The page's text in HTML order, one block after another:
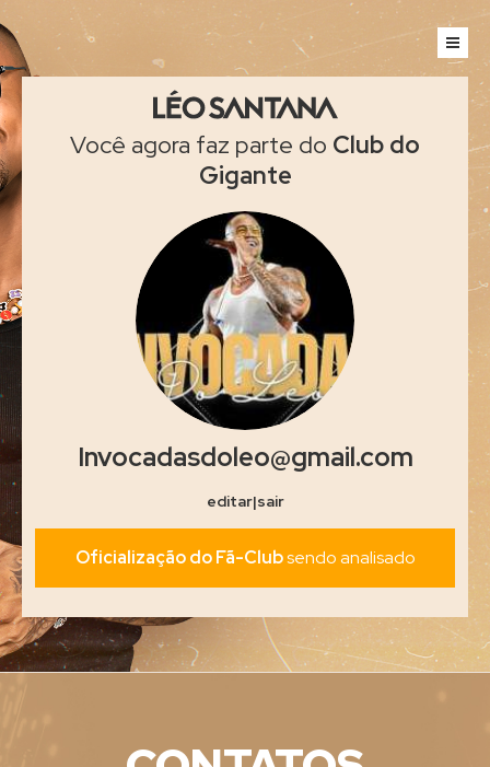
Você agora faz parte do Club do
Gigante
Invocadasdoleo@gmail.com
editar|sair
Oficialização do Fã-Clubsendo analisado